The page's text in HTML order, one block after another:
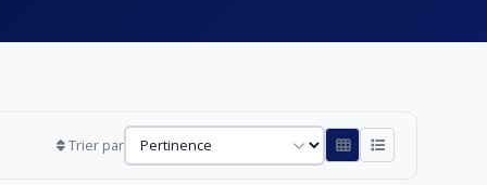
Extraction des huiles
Trier par